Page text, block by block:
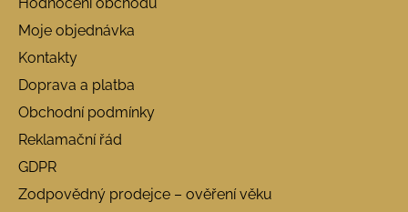
Hodnocení obchodu
Moje objednávka
Kontakty
Doprava a platba
Obchodní podmínky
Reklamační řád
GDPR
Zodpovědný prodejce – ověření věku